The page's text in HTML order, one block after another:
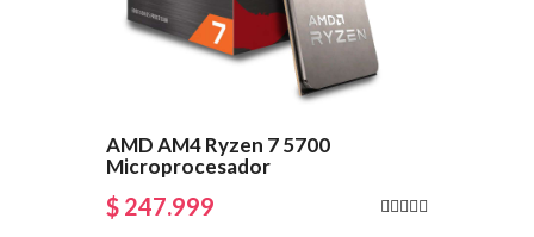
AMD AM4 Ryzen 7 5700
Microprocesador
$ 247.999